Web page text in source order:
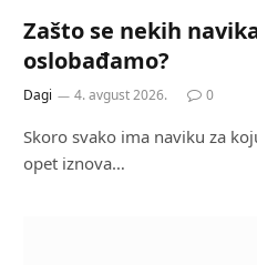
Zašto se nekih
oslobađamo?
Dagi 4. avgust 2026. 0
Skoro svako ima naviku za
opet iznova…